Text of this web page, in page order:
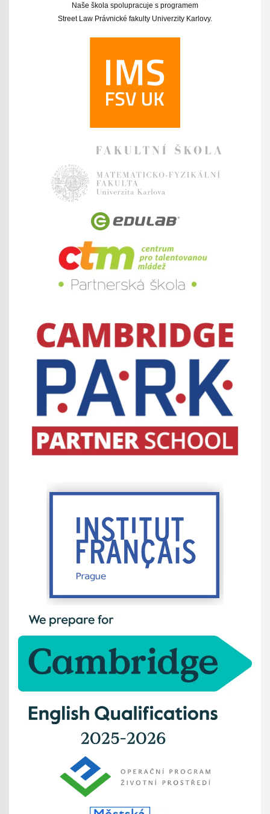
Naše škola spolupracuje s programem
Street Law Právnické fakulty Univerzity Karlovy.